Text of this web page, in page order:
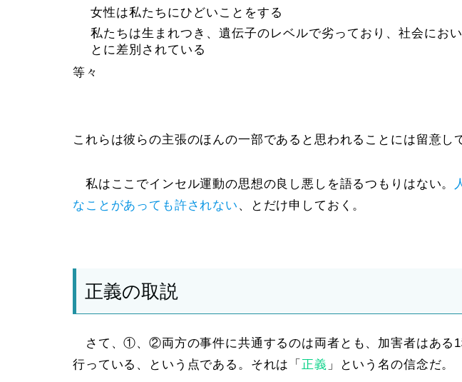
女性は私たちにひどいことをする
私たちは生まれつき、遺伝子のレベルで劣っており、社会にお
とに差別されている
等々
これらは彼らの主張のほんの一部であると思われることには留意し
私はここでインセル運動の思想の良し悪しを語るつもりはない。
なことがあっても許されない 、とだけ申しておく。
正義の取説
さて、①、②両方の事件に共通するのは両者とも、加害者はある
行っている、という点である。それは
「 正義 」 という名の信念だ。